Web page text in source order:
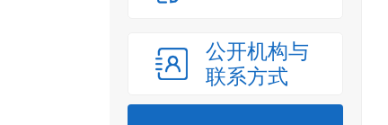
公开机构与
联系方式